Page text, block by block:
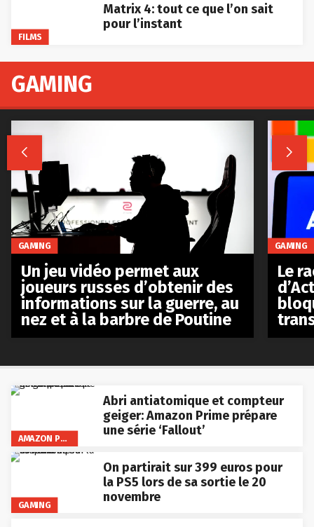
FILMS
Matrix 4: tout ce que l’on sait
pour l’instant
AMAZON PRIME VIDEO
Abri antiatomique et compteur
geiger: Amazon Prime prépare
une série ‘Fallout’
GAMING
On partirait sur 399 euros pour
la PS5 lors de sa sortie le 20
novembre
GAMING
 
GAMING
Un jeu vidéo permet aux
joueurs russes d’obtenir des
informations sur la guerre, au
nez et à la barbre de Poutine
GAMING
Le